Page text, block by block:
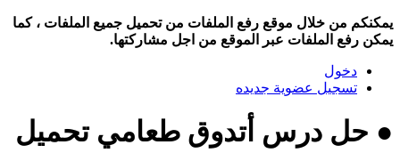
يمكنكم من خلال موقع رفع الملفات من تحميل جميع الملفات ، كما
يمكن رفع الملفات عبر الموقع من اجل مشاركتها.
دخول
تسجيل عضوية جديده
● حل درس أتدوق طعامي تحميل